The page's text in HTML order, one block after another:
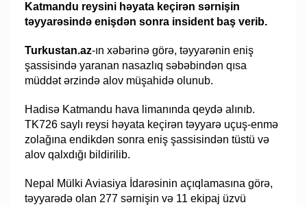
Katmandu reysini həyata keçirən sərnişin
təyyarəsində enişdən sonra insident baş verib.
Turkustan.az-ın xəbərinə görə, təyyarənin eniş
şassisində yaranan nasazlıq səbəbindən qısa
müddət ərzində alov müşahidə olunub.
Hadisə Katmandu hava limanında qeydə alınıb.
TK726 saylı reysi həyata keçirən təyyarə uçuş-enmə
zolağına endikdən sonra eniş şassisindən tüstü və
alov qalxdığı bildirilib.
Nepal Mülki Aviasiya İdarəsinin açıqlamasına görə,
təyyarədə olan 277 sərnişin və 11 ekipaj üzvü